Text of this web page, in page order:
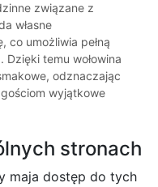
związane z
własne
co umożliwia pełną
temu wołowina
odznaczając
wyjątkowe
stronach
maja dostęp do tych